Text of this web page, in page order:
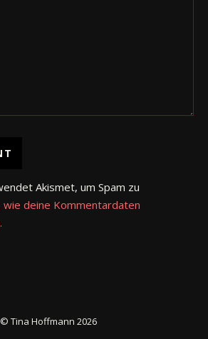
Akismet, um Spam zu
wie deine Kommentardaten
© Tina Hoffmann 2026